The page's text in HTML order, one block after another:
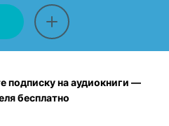
подписку на аудиокниги —
бесплатно